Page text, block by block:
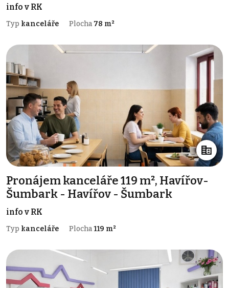
info v RK
Typ kanceláře Plocha 78 m²
Pronájem kanceláře 119 m², Havířov-
Šumbark - Havířov - Šumbark
info v RK
Typ kanceláře Plocha119 m²